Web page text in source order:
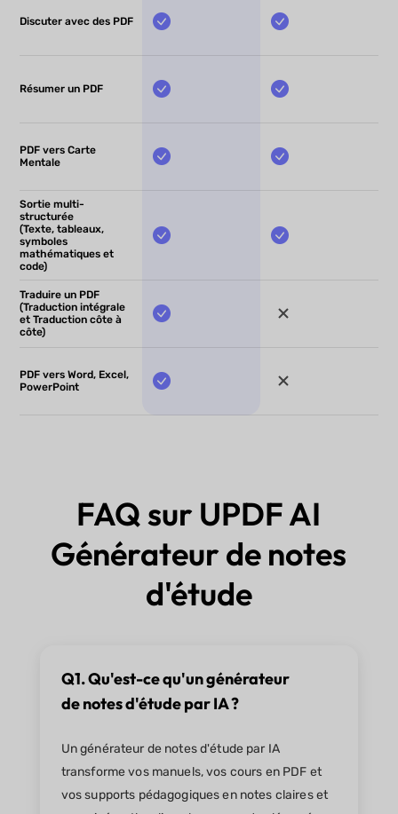
Discuter avec des PDF
Résumer un PDF
PDF vers Carte
Mentale
Sortie multi-
structurée
(Texte, tableaux,
symboles
mathématiques et
code)
Traduire un PDF
(Traduction intégrale
et Traduction côte à
côte)
PDF vers Word, Excel,
PowerPoint
FAQ sur UPDF AI
Générateur de notes
d'étude
Q1. Qu'est-ce qu'un générateur
de notes d'étude par IA ?
Un générateur de notes d'étude par IA
transforme vos manuels, vos cours en PDF et
vos supports pédagogiques en notes claires et